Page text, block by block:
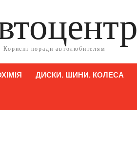
Корисні поради автолюбителям
ДИСКИ. ШИНИ. КОЛЕСА